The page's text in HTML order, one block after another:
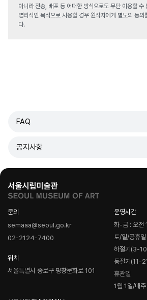
아니라 전송, 배포 등 어떠한 방식으로도 무단 이용할 수
영리적인 목적으로 사용할 경우 원작자에게 별도의 동의
다.
FAQ
공지사항
문의
semaaa@seoul.go.kr
02-2124-7400
위치
서울특별시 종로구 평창문화로 101
운영시간
화-금 : 오전
토/일/공휴일
하절기(3-10
동절기(11-2
휴관일
1월 1일/매